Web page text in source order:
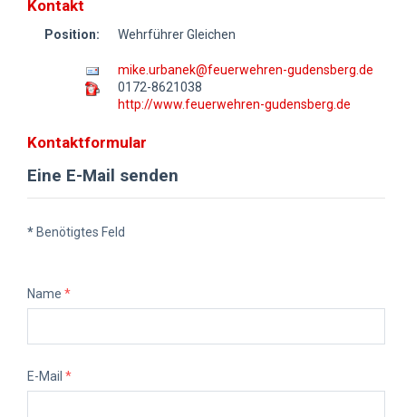
Kontakt
Position: Wehrführer Gleichen
mike.urbanek@feuerwehren-gudensberg.de
0172-8621038
http://www.feuerwehren-gudensberg.de
Kontaktformular
Eine E-Mail senden
* Benötigtes Feld
Name *
E-Mail *